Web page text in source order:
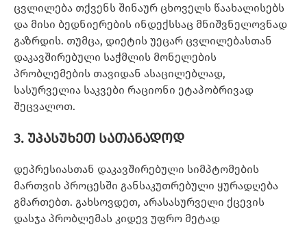
ცვლილება თქვენს შინაურ ცხოველს წაახალისებს
და მისი ბედნიერების ინდექსსაც მნიშვნელოვნად
გაზრდის. თუმცა, დიეტის უეცარ ცვლილებასთან
დაკავშირებული საჭმლის მონელების
პრობლემების თავიდან ასაცილებლად,
სასურველია საკვები რაციონი ეტაპობრივად
შეცვალოთ.
3. უპასუხეთ სათანადოდ
დეპრესიასთან დაკავშირებული სიმპტომების
მართვის პროცესში განსაკუთრებული ყურადღება
გმართებთ. გახსოვდეთ, არასასურველი ქცევის
დასჯა პრობლემას კიდევ უფრო მეტად